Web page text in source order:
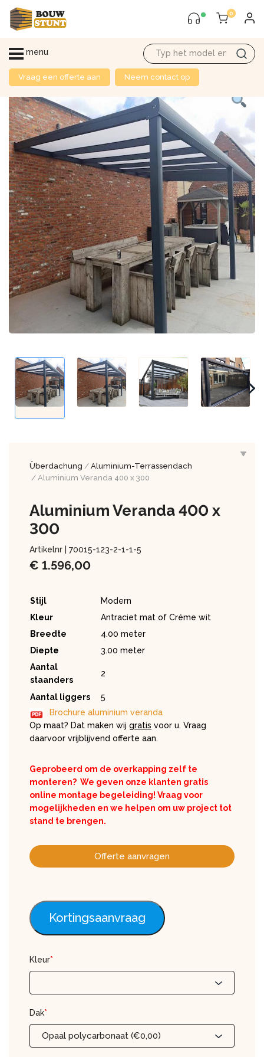
0
menu
Vraag een offerte aan Neem contact op
Überdachung / Aluminium-Terrassendach
/ Aluminium Veranda 400 x 300
Aluminium Veranda 400 x
300
Artikelnr | 70015-123-2-1-1-5
€ 1.596,00
Stijl
Modern
Kleur
Antraciet mat of Créme wit
Breedte
4.00 meter
Diepte
3.00 meter
Aantal
staanders
2
Aantal liggers
5
Brochure aluminium veranda
Op maat? Dat maken wij gratis voor u. Vraag
daarvoor vrijblijvend offerte aan.
Geprobeerd om de overkapping zelf te
monteren? We geven onze klanten gratis
online montage begeleiding! Vraag voor
mogelijkheden en we helpen om uw project tot
stand te brengen.
Offerte aanvragen
Kortingsaanvraag
Kleur*
Dak*
Opaal polycarbonaat (€0,00)